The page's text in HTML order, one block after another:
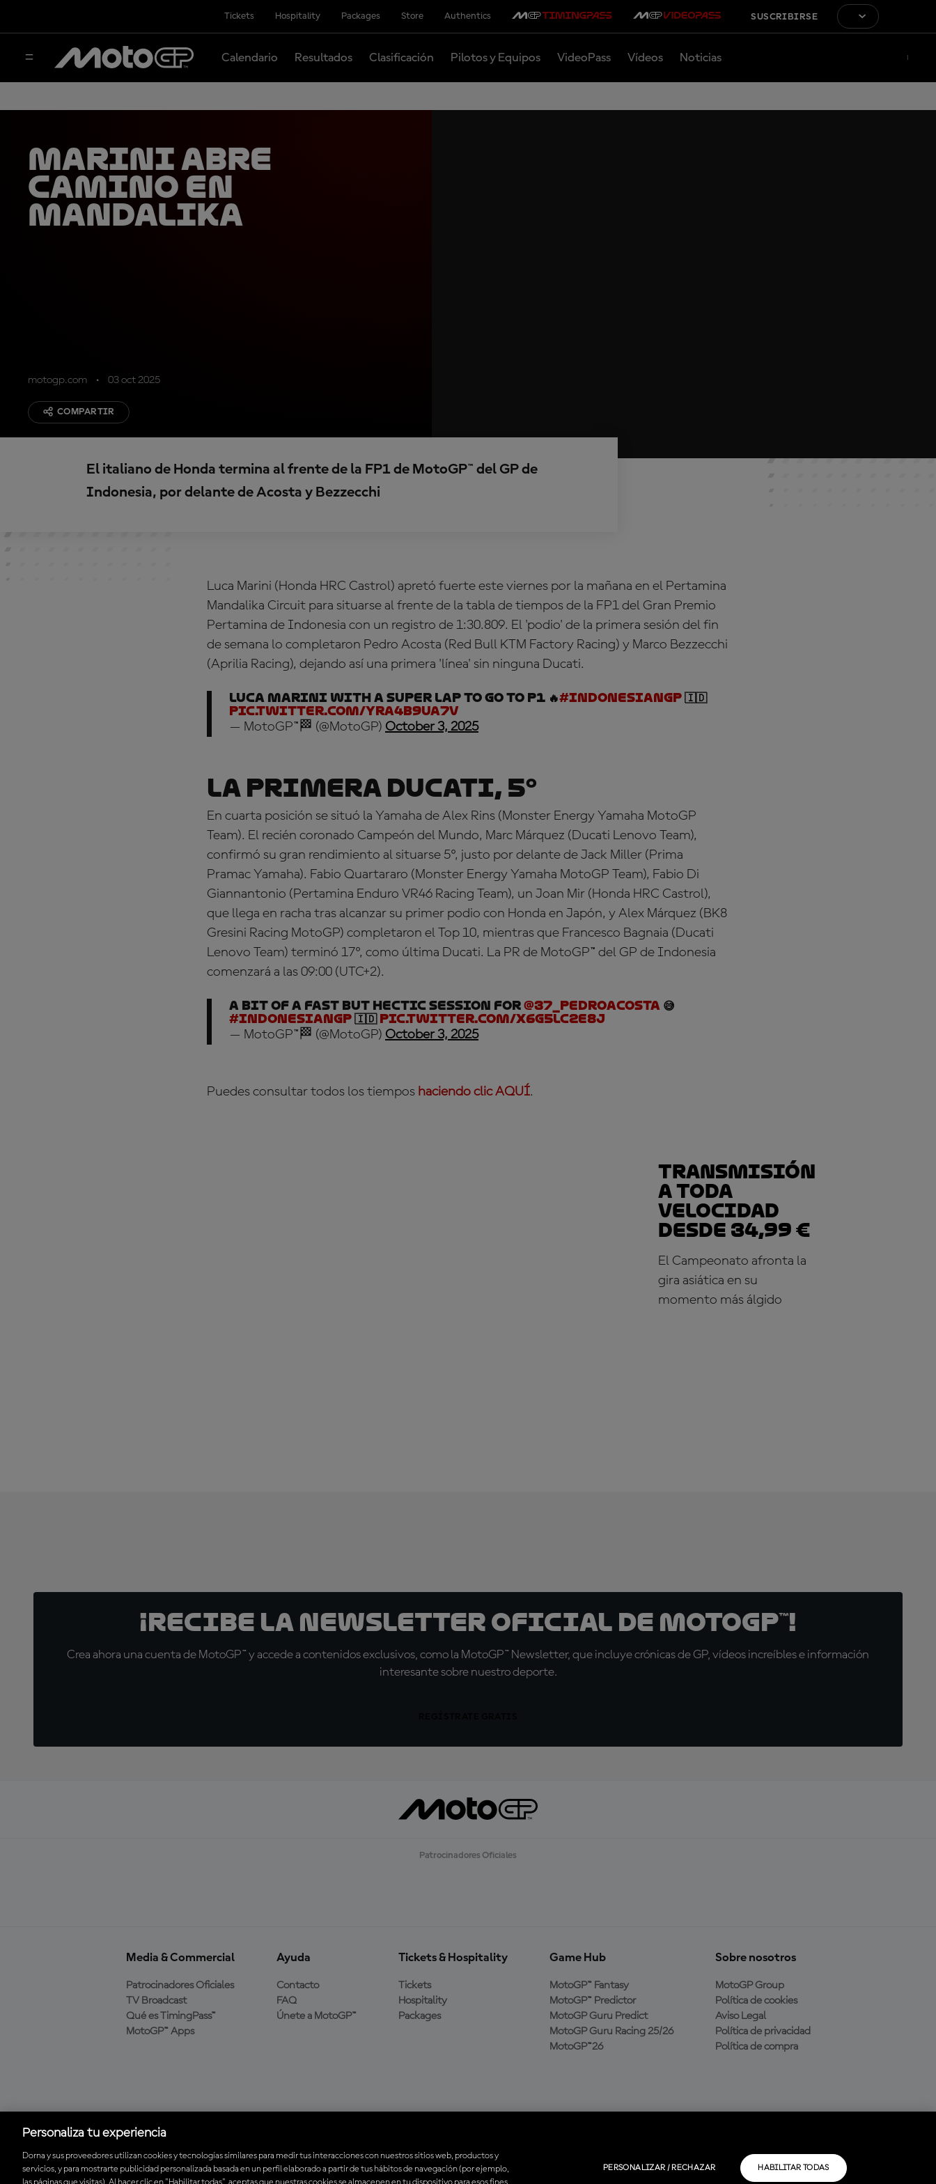
Tickets Hospitality Packages Store Authentics SUSCRIBIRSE
Calendario Resultados Clasificación Pilotos y Equipos VideoPass Vídeos Noticias
Marini abre
camino en
Mandalika
motogp.com 03 oct 2025
COMPARTIR
El italiano de Honda termina al frente de la FP1 de MotoGP™ del GP de
Indonesia, por delante de Acosta y Bezzecchi
Luca Marini (Honda HRC Castrol) apretó fuerte este viernes por la mañana en el Pertamina
Mandalika Circuit para situarse al frente de la tabla de tiempos de la FP1 del Gran Premio
Pertamina de Indonesia con un registro de 1:30.809. El 'podio' de la primera sesión del fin
de semana lo completaron Pedro Acosta (Red Bull KTM Factory Racing) y Marco Bezzecchi
(Aprilia Racing), dejando así una primera 'línea' sin ninguna Ducati.
Luca Marini with a super lap to go to P1 🔥#IndonesianGP🇮🇩
pic.twitter.com/yRA4B9uA7V
— MotoGP™🏁 (@MotoGP) October 3, 2025
La primera Ducati, 5º
En cuarta posición se situó la Yamaha de Alex Rins (Monster Energy Yamaha MotoGP
Team). El recién coronado Campeón del Mundo, Marc Márquez (Ducati Lenovo Team),
confirmó su gran rendimiento al situarse 5º, justo por delante de Jack Miller (Prima
Pramac Yamaha). Fabio Quartararo (Monster Energy Yamaha MotoGP Team), Fabio Di
Giannantonio (Pertamina Enduro VR46 Racing Team), un Joan Mir (Honda HRC Castrol),
que llega en racha tras alcanzar su primer podio con Honda en Japón, y Alex Márquez (BK8
Gresini Racing MotoGP) completaron el Top 10, mientras que Francesco Bagnaia (Ducati
Lenovo Team) terminó 17º, como última Ducati. La PR de MotoGP™ del GP de Indonesia
comenzará a las 09:00 (UTC+2).
A bit of a fast but hectic session for@37_pedroacosta 😅
#IndonesianGP🇮🇩pic.twitter.com/X6G5LC2E8j
— MotoGP™🏁 (@MotoGP) October 3, 2025
Puedes consultar todos los tiempos haciendo clic AQUÍ.
Transmisión
a toda
velocidad
desde 34,99 €
El Campeonato afronta la
gira asiática en su
momento más álgido
¡Recibe la Newsletter oficial de MotoGP™!
Crea ahora una cuenta de MotoGP™ y accede a contenidos exclusivos, como la MotoGP™ Newsletter, que incluye crónicas de GP, vídeos increíbles e información
interesante sobre nuestro deporte.
Patrocinadores Oficiales
Media & Commercial
Patrocinadores Oficiales
TV Broadcast
Qué es TimingPass™
MotoGP™ Apps
Ayuda
Contacto
FAQ
Únete a MotoGP™
Tickets & Hospitality
Tickets
Hospitality
Packages
Game Hub
MotoGP™ Fantasy
MotoGP™ Predictor
MotoGP Guru Predict
MotoGP Guru Racing 25/26
MotoGP™26
Sobre nosotros
MotoGP Group
Política de cookies
Aviso Legal
Política de privacidad
Política de compra
oficial de MotoGP™
© 2026 MotoGP Sports Entertainment Group. Todos los derechos reservados. Todas las marcas son propiedad de sus respectivos dueños.
Personaliza tu experiencia
Dorna y sus proveedores utilizan cookies y tecnologías similares para medir tus interacciones con nuestros sitios web, productos y
servicios, y para mostrarte publicidad personalizada basada en un perfil elaborado a partir de tus hábitos de navegación (por ejemplo,
PERSONALIZAR / RECHAZAR HABILITAR TODAS